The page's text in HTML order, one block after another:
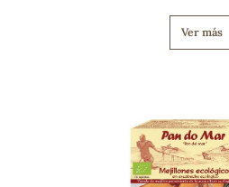
Ver más